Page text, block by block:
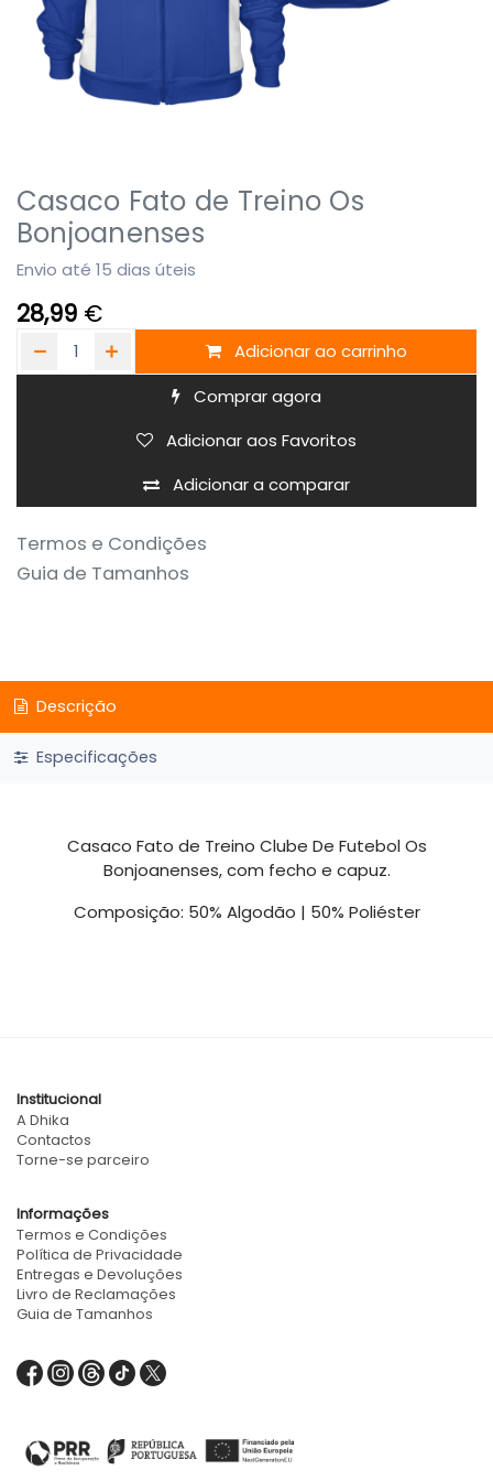
Casaco Fato de Treino Os
Bonjoanenses
Envio até 15 dias úteis
28,99 €
Adicionar ao carrinho
Comprar agora
Adicionar a comparar
Adicionar aos Favoritos
Termos e Condições
Guia de Tamanhos
Descrição
Especificações
Casaco Fato de Treino Clube De Futebol Os
Bonjoanenses, com fecho e capuz.
Composição: 50% Algodão | 50% Poliéster
Institucional
A Dhika
Contactos
Torne-se parceiro
Informações
Termos e Condições
Política de Privacidade
Entregas e Devoluções
Livro de Reclamações
Guia de Tamanhos